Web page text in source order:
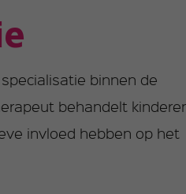
binnen de
behandelt
invloed hebben op het